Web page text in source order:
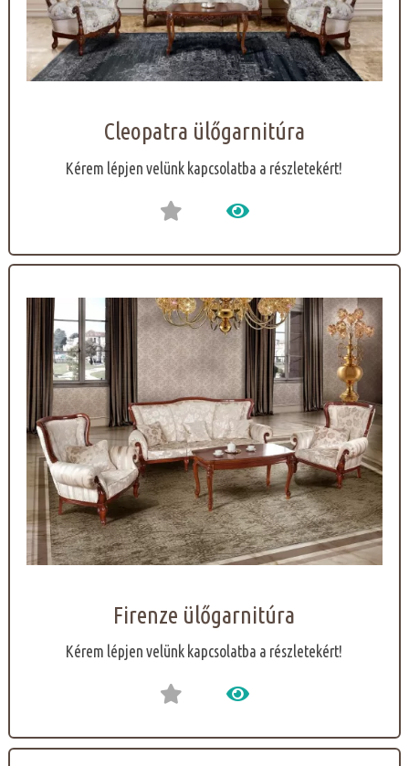
Cleopatra ülőgarnitúra
Kérem lépjen velünk kapcsolatba a részletekért!
Firenze ülőgarnitúra
Kérem lépjen velünk kapcsolatba a részletekért!